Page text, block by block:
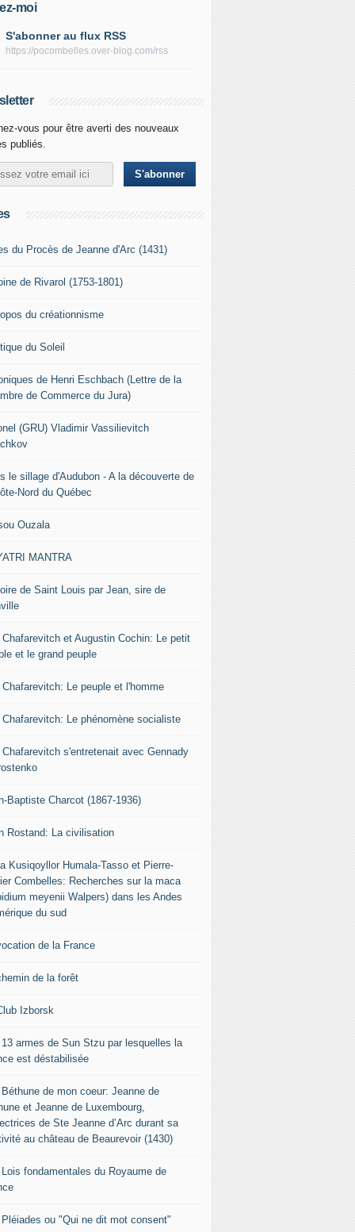
moi
S'abonner au flux RSS
https://pocombelles.over-blog.com/rss
vous pour être averti des nouveaux
publiés.
du Procès de Jeanne d'Arc (1431)
de Rivarol (1753-1801)
du créationnisme
du Soleil
de Henri Eschbach (Lettre de la
de Commerce du Jura)
(GRU) Vladimir Vassilievitch
le sillage d'Audubon - A la découverte de
Nord du Québec
Ouzala
MANTRA
de Saint Louis par Jean, sire de
Chafarevitch et Augustin Cochin: Le petit
et le grand peuple
Chafarevitch: Le peuple et l'homme
Chafarevitch: Le phénomène socialiste
Chafarevitch s'entretenait avec Gennady
Baptiste Charcot (1867-1936)
Rostand: La civilisation
Kusiqoyllor Humala-Tasso et Pierre-
Combelles: Recherches sur la maca
meyenii Walpers) dans les Andes
du sud
de la France
de la forêt
Izborsk
13 armes de Sun Stzu par lesquelles la
est déstabilisée
de mon coeur: Jeanne de
et Jeanne de Luxembourg,
de Ste Jeanne d’Arc durant sa
au château de Beaurevoir (1430)
fondamentales du Royaume de
Pléiades ou "Qui ne dit mot consent"